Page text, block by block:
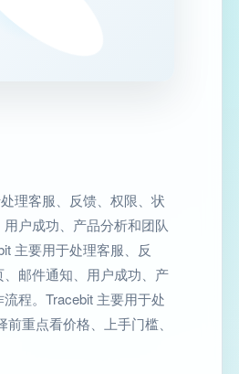
理客服、反馈、权限、状
户成功、产品分析和团队
主要用于处理客服、反
邮件通知、用户成功、产
程。Tracebit 主要用于处
重点看价格、上手门槛、